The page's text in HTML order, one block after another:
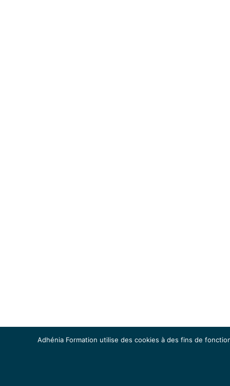
Adhénia Formation utilise des cookies à des fins de